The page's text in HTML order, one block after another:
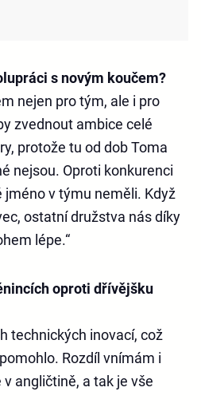
s novým koučem?
nejen pro tým, ale i pro
zvednout ambice celé
protože tu od dob Toma
nejsou. Oproti konkurenci
jméno v týmu neměli. Když
ostatní družstva nás díky
lépe.“
oproti dřívějšku
technických inovací, což
Rozdíl vnímám i
angličtině, a tak je vše